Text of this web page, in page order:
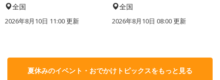
全国
2026年8月10日 11:00更新
全国
2026年8月10日 08:00更新
夏休みのイベント・おでかけトピックスをもっと見る